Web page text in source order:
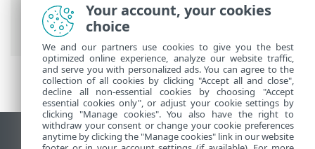
用程序）安装程序 -
Windows/macOS/Linux
查看桌面站点
Your account, your cookies
choice
We and our partners use cookies to give you the best
optimized online experience, analyze our website traffic,
and serve you with personalized ads. You can agree to the
collection of all cookies by clicking "Accept all and close",
decline all non-essential cookies by choosing "Accept
essential cookies only", or adjust your cookie settings by
clicking "Manage cookies". You also have the right to
withdraw your consent or change your cookie preferences
anytime by clicking the "Manage cookies" link in our website